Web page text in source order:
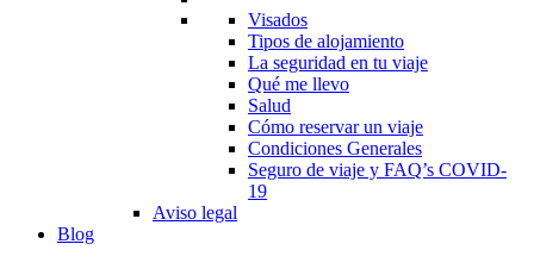
Visados
Tipos de alojamiento
La seguridad en tu viaje
Qué me llevo
Salud
Cómo reservar un viaje
Condiciones Generales
Seguro de viaje y FAQ’s COVID-
19
Aviso legal
Blog